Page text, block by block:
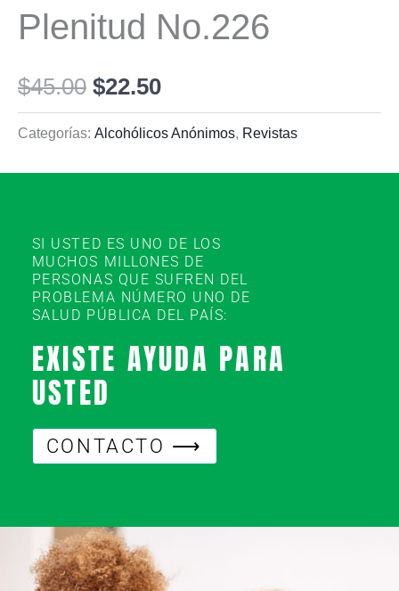
Plenitud No.226
$45.00 $22.50
Categorías: Alcohólicos Anónimos, Revistas
SI USTED ES UNO DE LOS
MUCHOS MILLONES DE
PERSONAS QUE SUFREN DEL
PROBLEMA NÚMERO UNO DE
SALUD PÚBLICA DEL PAÍS:
EXISTE AYUDA PARA
USTED
CONTACTO ⟶